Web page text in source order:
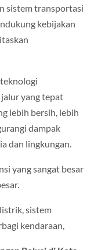
sistem transportasi
kebijakan
yang tepat
lebih bersih, lebih
dampak
dan lingkungan.
yang sangat besar
sistem
kendaraan,